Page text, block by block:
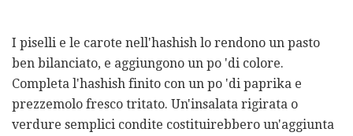
I piselli e le carote nell'hashish lo rendono un pasto
ben bilanciato, e aggiungono un po 'di colore.
Completa l'hashish finito con un po 'di paprika e
prezzemolo fresco tritato. Un'insalata rigirata o
verdure semplici condite costituirebbero un'aggiunta